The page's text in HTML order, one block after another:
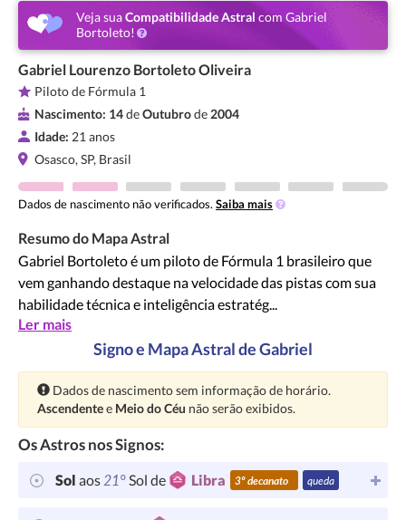
Veja suaCompatibilidade Astral com Gabriel
Bortoleto!
Gabriel Lourenzo Bortoleto Oliveira
Piloto de Fórmula 1
Nascimento: 14deOutubrode 2004
Idade: 21 anos
Osasco, SP, Brasil
Dados de nascimento não verificados. Saiba mais
Resumo do Mapa Astral
Gabriel Bortoleto é um piloto de Fórmula 1 brasileiro que
vem ganhando destaque na velocidade das pistas com sua
habilidade técnica e inteligência estratég...
Ler mais
Signo e Mapa Astral de Gabriel
Atenção:
Dados de nascimento sem informação de horário.
Ascendentee Meio do Céu não serão exibidos.
Os Astros nos Signos:
Sol aos21°Sol de Libra 3º decanato queda